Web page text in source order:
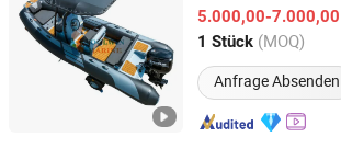
5.000,00-
1 Stück (MOQ)
Anfrage Absenden
Shandong, China Seit 2024